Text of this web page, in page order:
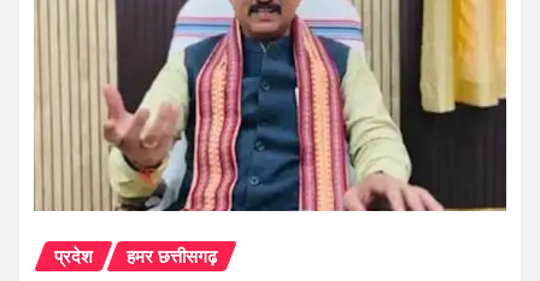
प्रदेश हमर छत्तीसगढ़